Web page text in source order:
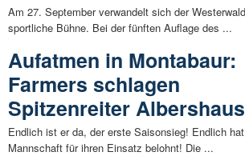
Am 27. September verwandelt sich der
sportliche Bühne. Bei der fünften Auflage des ...
Aufatmen in Montabaur:
Farmers schlagen
Spitzenreiter
Endlich ist er da, der erste Saisonsieg! Endlich
Mannschaft für ihren Einsatz belohnt! Die ...